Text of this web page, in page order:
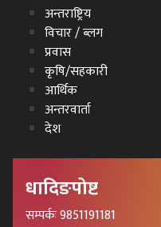
अन्तराष्ट्रिय
विचार / ब्लग
प्रवास
कृषि/सहकारी
आर्थिक
अन्तरवार्ता
देश
धादिङपोष्ट
सम्पर्कः 9851191181